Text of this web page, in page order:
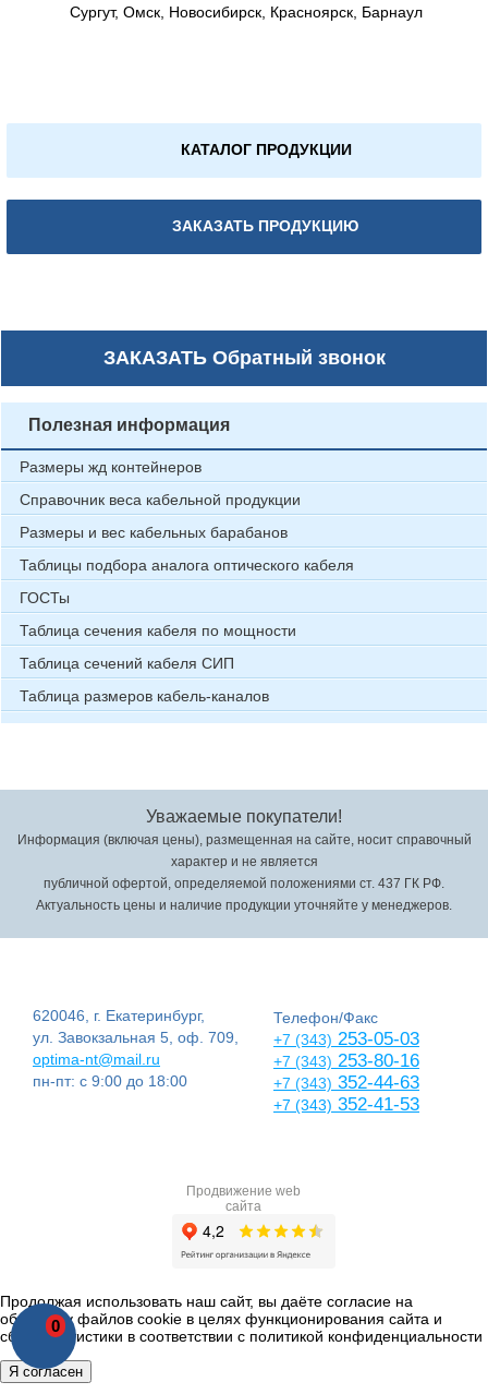
Сургут, Омск, Новосибирск, Красноярск, Барнаул
КАТАЛОГ ПРОДУКЦИИ
ЗАКАЗАТЬ ПРОДУКЦИЮ
ЗАКАЗАТЬОбратный звонок
0
Полезная информация
Размеры жд контейнеров
Справочник веса кабельной продукции
Размеры и вес кабельных барабанов
Таблицы подбора аналога оптического кабеля
ГОСТы
Таблица сечения кабеля по мощности
Таблица сечений кабеля СИП
Таблица размеров кабель-каналов
Уважаемые покупатели!
Информация (включая цены), размещенная на сайте, носит справочный
характер и не является
публичной офертой, определяемой положениями ст. 437 ГК РФ.
Актуальность цены и наличие продукции уточняйте у менеджеров.
620046, г. Екатеринбург,
ул. Завокзальная 5, оф. 709,
optima-nt@mail.ru
пн-пт: с 9:00 до 18:00
Телефон/Факс
+7 (343) 253-05-03
+7 (343) 253-80-16
+7 (343) 352-44-63
+7 (343) 352-41-53
Продвижение web
сайта
Продолжая использовать наш сайт, вы даёте согласие на
обработку файлов cookie в целях функционирования сайта и
сбора статистики в соответствии с политикой конфиденциальности
Я согласен